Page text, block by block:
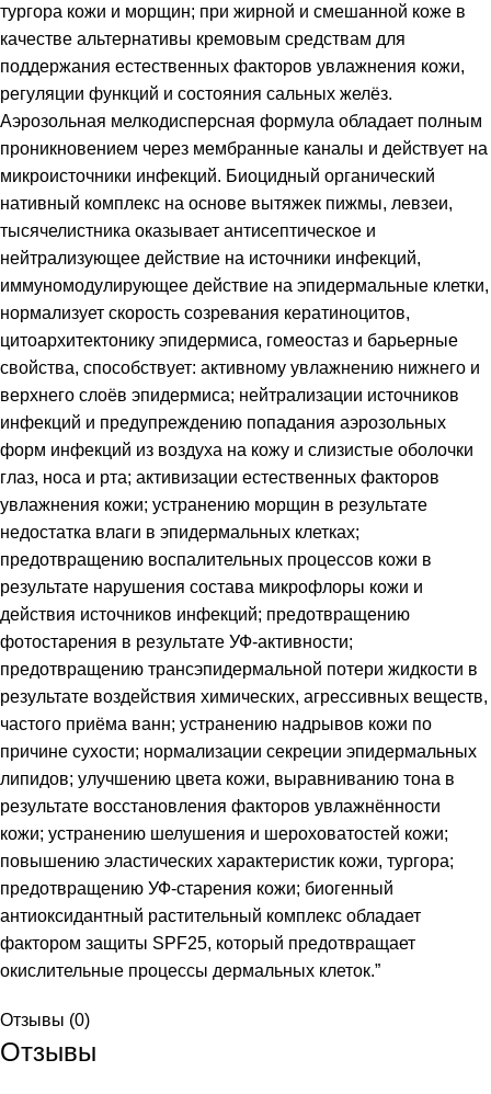
тургора кожи и морщин; при жирной и смешанной коже в
качестве альтернативы кремовым средствам для
поддержания естественных факторов увлажнения кожи,
регуляции функций и состояния сальных желёз.
Аэрозольная мелкодисперсная формула обладает полным
проникновением через мембранные каналы и действует на
микроисточники инфекций. Биоцидный органический
нативный комплекс на основе вытяжек пижмы, левзеи,
тысячелистника оказывает антисептическое и
нейтрализующее действие на источники инфекций,
иммуномодулирующее действие на эпидермальные клетки,
нормализует скорость созревания кератиноцитов,
цитоархитектонику эпидермиса, гомеостаз и барьерные
свойства, способствует: активному увлажнению нижнего и
верхнего слоёв эпидермиса; нейтрализации источников
инфекций и предупреждению попадания аэрозольных
форм инфекций из воздуха на кожу и слизистые оболочки
глаз, носа и рта; активизации естественных факторов
увлажнения кожи; устранению морщин в результате
недостатка влаги в эпидермальных клетках;
предотвращению воспалительных процессов кожи в
результате нарушения состава микрофлоры кожи и
действия источников инфекций; предотвращению
фотостарения в результате УФ-активности;
предотвращению трансэпидермальной потери жидкости в
результате воздействия химических, агрессивных веществ,
частого приёма ванн; устранению надрывов кожи по
причине сухости; нормализации секреции эпидермальных
липидов; улучшению цвета кожи, выравниванию тона в
результате восстановления факторов увлажнённости
кожи; устранению шелушения и шероховатостей кожи;
повышению эластических характеристик кожи, тургора;
предотвращению УФ-старения кожи; биогенный
антиоксидантный растительный комплекс обладает
фактором защиты SPF25, который предотвращает
окислительные процессы дермальных клеток.”
Отзывы (0)
Отзывы